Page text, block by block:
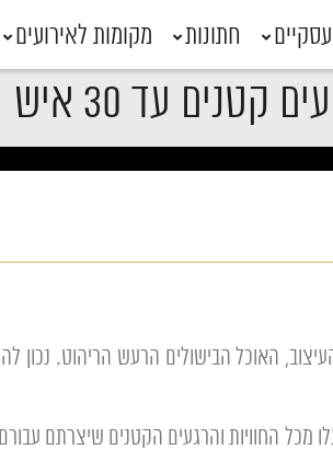
חתונות מקומות לאירועים
קטנים עד 30 איש
האוכל הבישולים הרעש הריהוט. נכון
מכל החוויות והרגעים הקטנים שיצרתם